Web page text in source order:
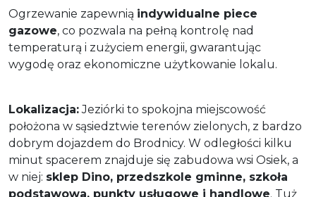
Ogrzewanie zapewnią indywidualne piece
gazowe, co pozwala na pełną kontrolę nad
temperaturą i zużyciem energii, gwarantując
wygodę oraz ekonomiczne użytkowanie lokalu.
Lokalizacja:Jeziórki to spokojna miejscowość
położona w sąsiedztwie terenów zielonych, z bardzo
dobrym dojazdem do Brodnicy. W odległości kilku
minut spacerem znajduje się zabudowa wsi Osiek, a
w niej: sklep Dino, przedszkole gminne, szkoła
podstawowa, punkty usługowe i handlowe. Tuż